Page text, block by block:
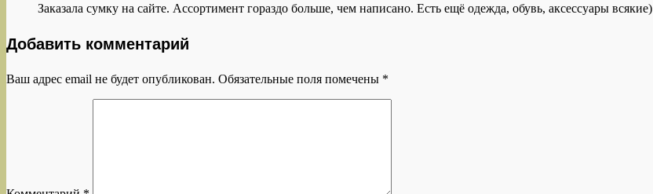
Заказала сумку на сайте. Ассортимент гораздо больше, чем написано. Есть ещё одежда, обувь, аксессуары всякие)
Добавить комментарий
Ваш адрес email не будет опубликован. Обязательные поля помечены *